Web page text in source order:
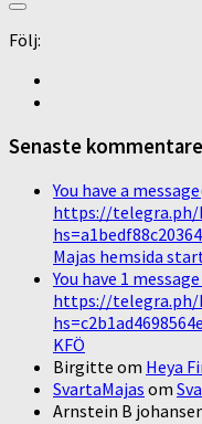
Följ:
Senaste
You have a
https://telegra.ph/
Majas hemsida
You have 1
https://telegra.ph/
KFÖ
Birgitte om Heya
SvartaMajas om
Arnstein B